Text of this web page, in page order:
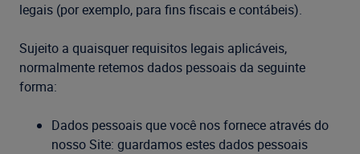
legais (por exemplo, para fins fiscais e contábeis).
Sujeito a quaisquer requisitos legais aplicáveis,
normalmente retemos dados pessoais da seguinte
forma:
Dados pessoais que você nos fornece através do
nosso Site: guardamos estes dados pessoais